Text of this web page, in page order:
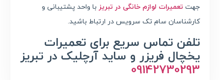
جهت تعمیرات لوازم خانگی در تبریز با واحد پشتیبانی و
کارشناسان سام تک سرویس در ارتباط باشید.
تلفن تماس سریع برای تعمیرات
یخچال فریزر و ساید آرچلیک در تبریز
09142730293